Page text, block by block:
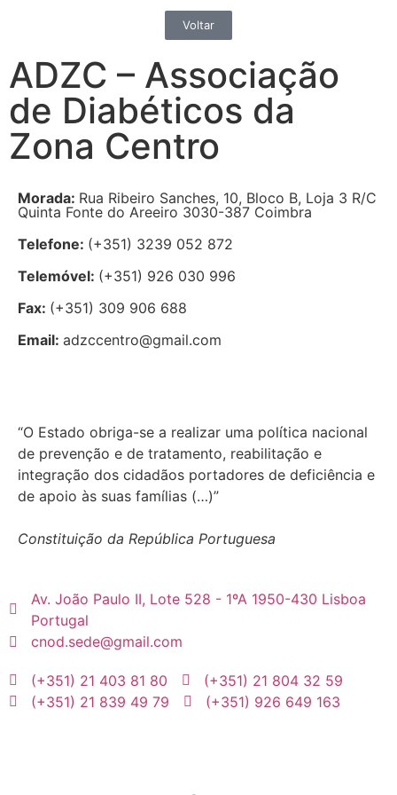
Voltar
ADZC – Associação
de Diabéticos da
Zona Centro
Morada: Rua Ribeiro Sanches, 10, Bloco B, Loja 3 R/C
Quinta Fonte do Areeiro 3030-387 Coimbra
Telefone: (+351) 3239 052 872
Telemóvel: (+351) 926 030 996
Fax: (+351) 309 906 688
Email: adzccentro@gmail.com
“O Estado obriga-se a realizar uma política nacional
de prevenção e de tratamento, reabilitação e
integração dos cidadãos portadores de deficiência e
de apoio às suas famílias (…)”
Constituição da República Portuguesa
Av. João Paulo II, Lote 528 - 1ºA 1950-430 Lisboa
Portugal
cnod.sede@gmail.com
(+351) 21 403 81 80
(+351) 21 804 32 59
(+351) 21 839 49 79
(+351) 926 649 163